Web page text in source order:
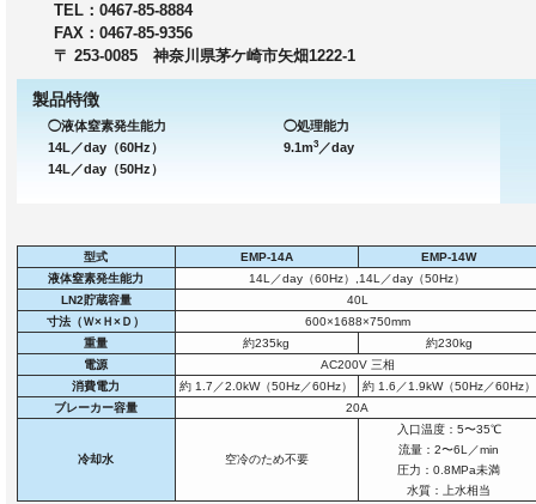
TEL：0467-85-8884
FAX：0467-85-9356
〒 253-0085 神奈川県茅ケ崎市矢畑1222-1
製品特徴
◯液体窒素発生能力
14L／day（60Hz）
14L／day（50Hz）
◯処理能力
9.1m3 ／day
型式 EMP-14A
EMP-14W
液体窒素発生能力
14L／day（60Hz）,14L／day（50Hz）
LN2貯蔵容量
40L
寸法（Ｗ×Ｈ×Ｄ）
600×1688×750mm
重量
約235kg
約230kg
電源
AC200V 三相
消費電力
約 1.7／2.0kW（50Hz／60Hz）
約 1.6／1.9kW（50Hz／60Hz）
ブレーカー容量
20A
冷却水 空冷のため不要
入口温度：5〜35℃
流量：2〜6L／min
圧力：0.8MPa未満
水質：上水相当